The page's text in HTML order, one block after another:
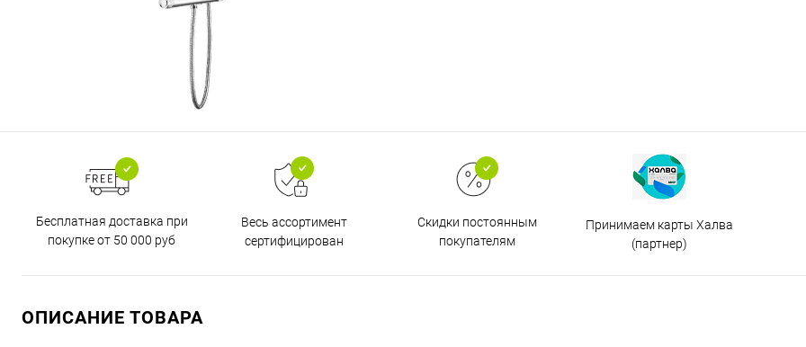
Бесплатная доставка при
покупке от 50 000 руб
Весь ассортимент
сертифицирован
Скидки постоянным
покупателям
Принимаем карты Халва
(партнер)
ОПИСАНИЕ ТОВАРА